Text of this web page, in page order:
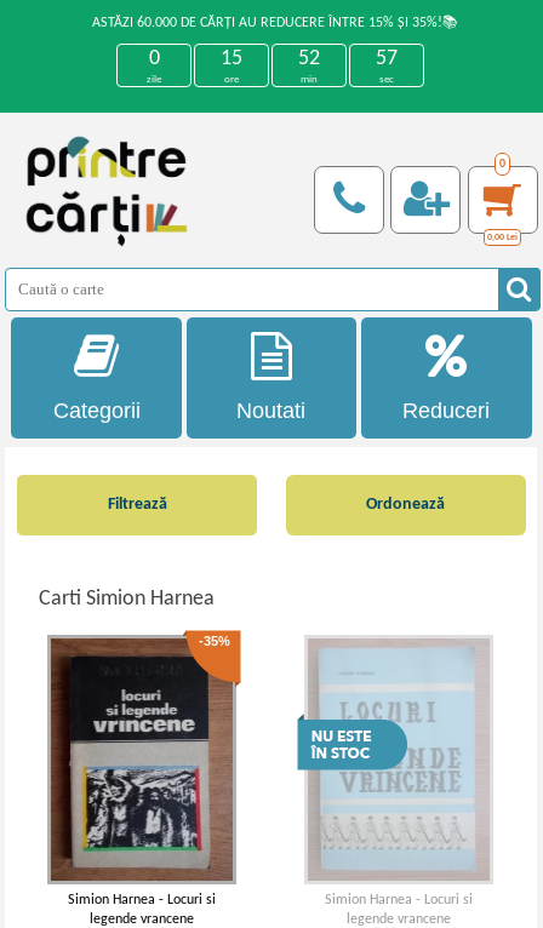
ASTĂZI 60.000 DE CĂRȚI AU REDUCERE ÎNTRE 15% ȘI 35%!📚
0
zile
15
ore
52
min
57
sec
0
0,00 Lei
Categorii Noutati Reduceri
Filtrează
Carti Simion Harnea
Ordonează
-35%
Simion Harnea - Locuri si
legende vrancene
Simion Harnea - Locuri si
legende vrancene